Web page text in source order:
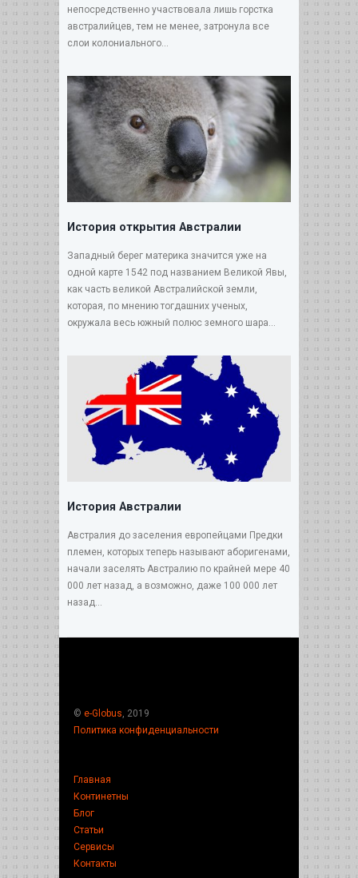
непосредственно участвовала лишь горстка
австралийцев, тем не менее, затронула все
слои колониального...
История открытия Австралии
Западный берег материка значится уже на
одной карте 1542 под названием Великой Явы,
как часть великой Австралийской земли,
которая, по мнению тогдашних ученых,
окружала весь южный полюс земного шара...
История Австралии
Австралия до заселения европейцами Предки
племен, которых теперь называют аборигенами,
начали заселять Австралию по крайней мере 40
000 лет назад, а возможно, даже 100 000 лет
назад...
© e-Globus , 2019
Политика конфиденциальности
Главная
Континетны
Блог
Статьи
Сервисы
Контакты